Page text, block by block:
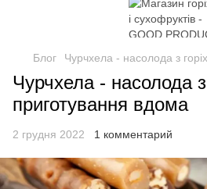
Блог Чурчхела - насолода з
Чурчхела - насолода з
приготування вдома
2 грудня 2022 1 комментарий